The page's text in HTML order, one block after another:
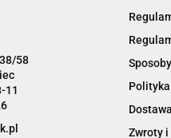
58
11
Dostawa
Zwroty